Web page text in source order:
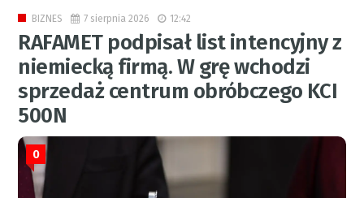
BIZNES 7 sierpnia 2026 12:42
RAFAMET podpisał list intencyjny z
niemiecką firmą. W grę wchodzi
sprzedaż centrum obróbczego KCI
500N
0